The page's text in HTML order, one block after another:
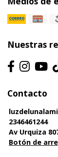
Nuestras
Contacto
2346461244
Av Urquiza
Botón de